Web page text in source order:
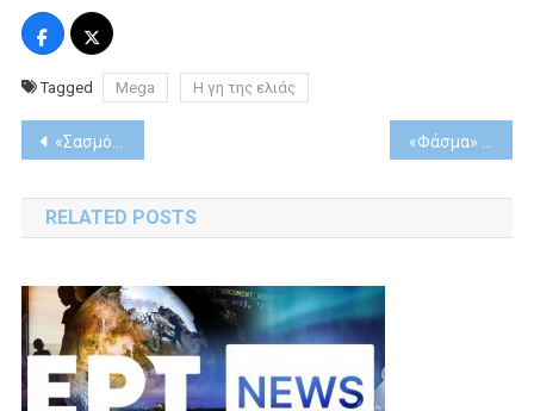
Tagged Mega Η γη της ελιάς
Post
navigation
«Σασμός»: Ο γάμος Μαθιού – Βασιλικής είναι γεγονός
RELATED POSTS